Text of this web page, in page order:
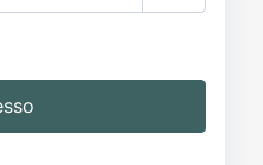
Mostra